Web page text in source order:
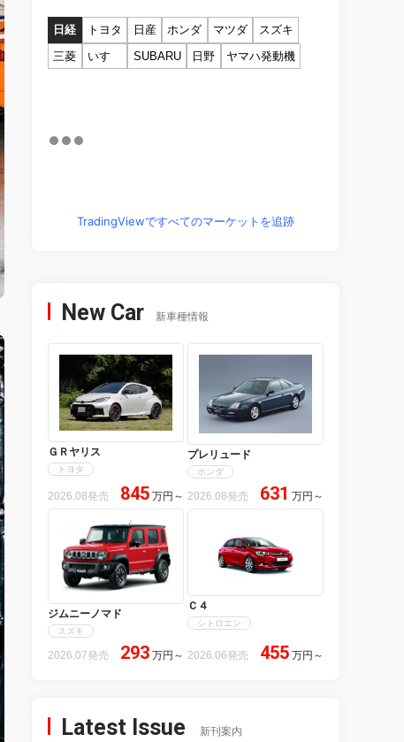
日経 トヨタ 日産 ホンダ マツダ
スズキ
三菱
いすゞ SUBARU 日野 ヤマハ発動機
TradingViewですべてのマーケットを追跡
New Car 新車種情報
ＧＲヤリス
トヨタ
2026.08発売 845 万円 ～
プレリュード
ホンダ
2026.08発売 631 万円 ～
ジムニーノマド
スズキ
2026.07発売 293 万円 ～
Ｃ４
シトロエン
2026.06発売 455 万円 ～
Latest Issue 新刊案内